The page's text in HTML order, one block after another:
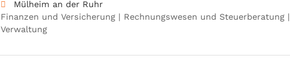
Mülheim an der Ruhr
Finanzen und Versicherung | Rechnungswesen und Steuerberatung |
Verwaltung